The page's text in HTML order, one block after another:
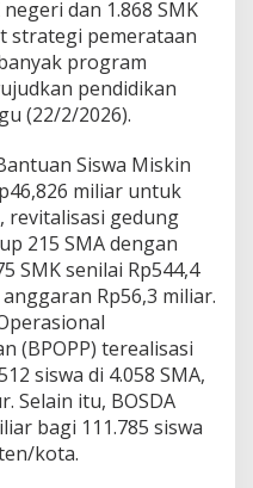
dan 1.868 SMK
strategi pemerataan
program
pendidikan
(22/2/2026).
Siswa Miskin
miliar untuk
revitalisasi gedung
215 SMA dengan
SMK senilai Rp544,4
Rp56,3 miliar.
(BPOPP) terealisasi
siswa di 4.058 SMA,
Selain itu, BOSDA
bagi 111.785 siswa
kota.